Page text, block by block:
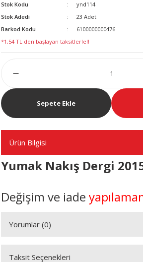
Stok Kodu
ynd114
Stok Adedi
23 Adet
Barkod Kodu
6100000000476
*1,54 TL den başlayan taksitlerle!!
Sepete Ekle
Ürün Bilgisi
Yumak Nakış Dergi
Değişim ve iade
Yorumlar (0)
Taksit Seçenekleri